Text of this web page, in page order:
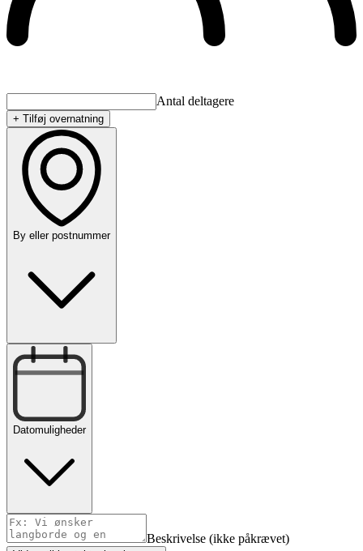
Antal deltagere
+ Tilføj overnatning
By eller postnummer
Datomuligheder
Beskrivelse (ikke påkrævet)